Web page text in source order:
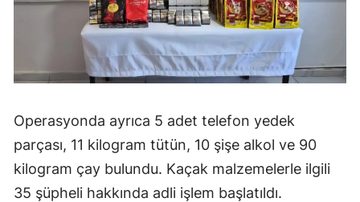
Operasyonda ayrıca 5 adet telefon yedek
parçası, 11 kilogram tütün, 10 şişe alkol ve 90
kilogram çay bulundu. Kaçak malzemelerle ilgili
35 şüpheli hakkında adli işlem başlatıldı.